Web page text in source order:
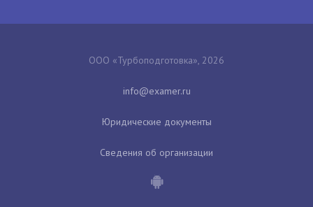
ООО «Турбоподготовка», 2026
Юридические документы
Сведения об организации